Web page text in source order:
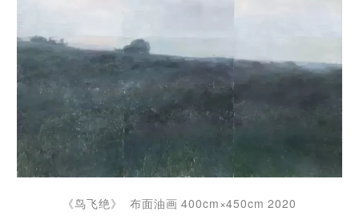
《鸟飞绝》 布面油画 400cm×450cm 2020